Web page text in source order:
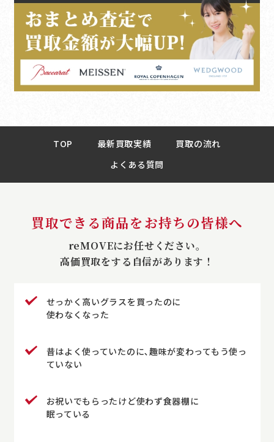
TOP 最新買取実績
買取の流れ
よくある質問
買取できる商品をお持ちの皆様へ
reMOVEにお任せください。
高価買取をする自信があります！
せっかく高いグラスを買ったのに
使わなくなった
昔はよく使っていたのに､趣味が変わってもう使っ
ていない
お祝いでもらったけど使わず食器棚に
眠っている